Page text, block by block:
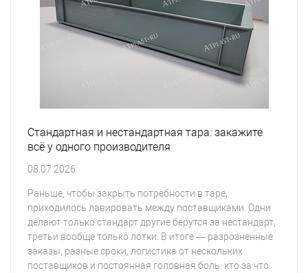
Стандартная и нестандартная тара: закажите
всё у одного производителя
08.07.2026
Раньше, чтобы закрыть потребности в таре,
приходилось лавировать между поставщиками. Одни
делают только стандарт другие берутся за нестандарт,
третьи вообще только лотки. В итоге — разрозненные
заказы, разные сроки, логистика от нескольких
поставщиков и постоянная головная боль: кто за что